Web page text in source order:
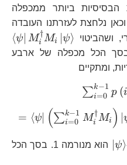
הבסיסיות ביותר ממכפלה
נלחצת לעזרתנו העובדה
ושהביטוי
⟨ψ Mi
†Mi ∣ψ⟩
הכל מכפלה של ארבע
ומתקיים
∑i=0
k−1 p (i
= ⟨ψ (∑i=0
k−1 Mi
†Mi ) ∣
ψ⟩
הוא מנורמה 1. בסך הכל